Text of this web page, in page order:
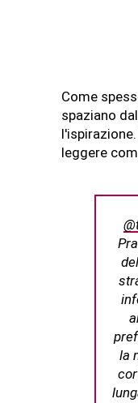
Come
spaziano
leggere
la